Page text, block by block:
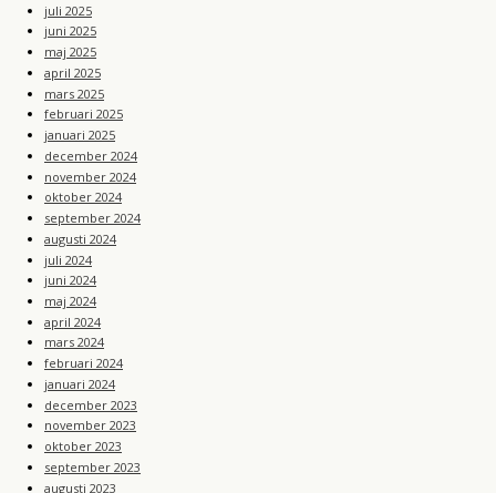
juli 2025
juni 2025
maj 2025
april 2025
mars 2025
februari 2025
januari 2025
december 2024
november 2024
oktober 2024
september 2024
augusti 2024
juli 2024
juni 2024
maj 2024
april 2024
mars 2024
februari 2024
januari 2024
december 2023
november 2023
oktober 2023
september 2023
augusti 2023